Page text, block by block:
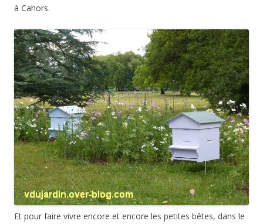
à Cahors.
Et pour faire vivre encore et encore les petites bêtes, dans le